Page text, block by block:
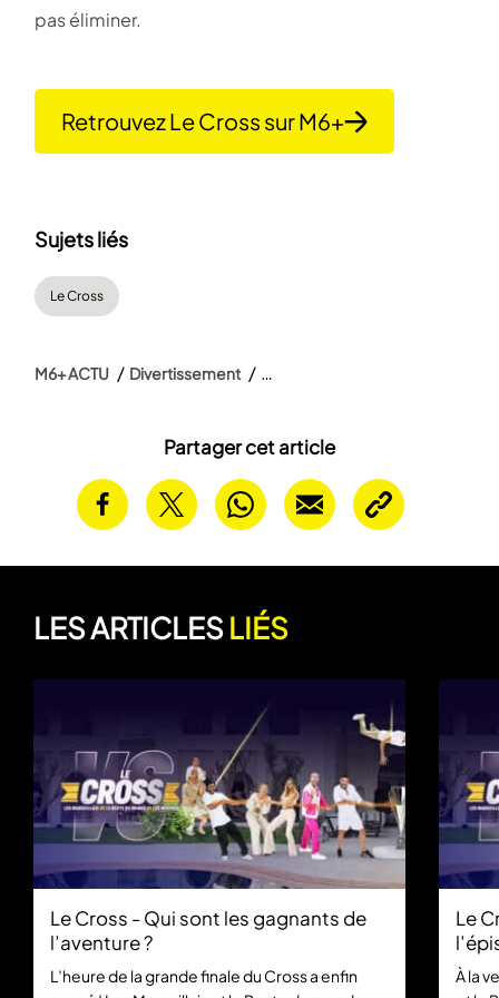
Partager cet article
pas éliminer.
Retrouvez Le Cross sur M6+
Sujets liés
Le Cross
M6+ ACTU Divertissement
LES ARTICLESLIÉS
Le Cross - Qui sont les gagnants de
l’aventure ?
L’heure de la grande finale du Cross a enfin
Le
À la